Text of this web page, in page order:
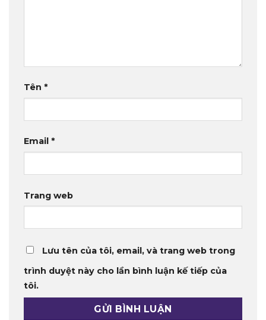
Tên *
Email *
Trang web
Lưu tên của tôi, email, và trang web trong
trình duyệt này cho lần bình luận kế tiếp của
tôi.